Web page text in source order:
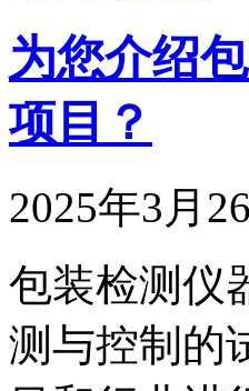
为您介绍
项目？
2025年3月
包装检测仪
测与控制的